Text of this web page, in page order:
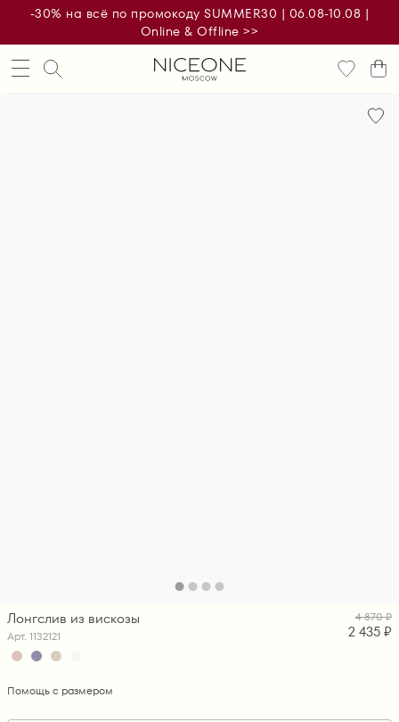
-30% на всё по промокоду SUMMER30 | 06.08-10.08 |
Online & Offline >>
Лонгслив из вискозы
Арт. 1132121
4 870 ₽
2 435 ₽
Помощь с размером